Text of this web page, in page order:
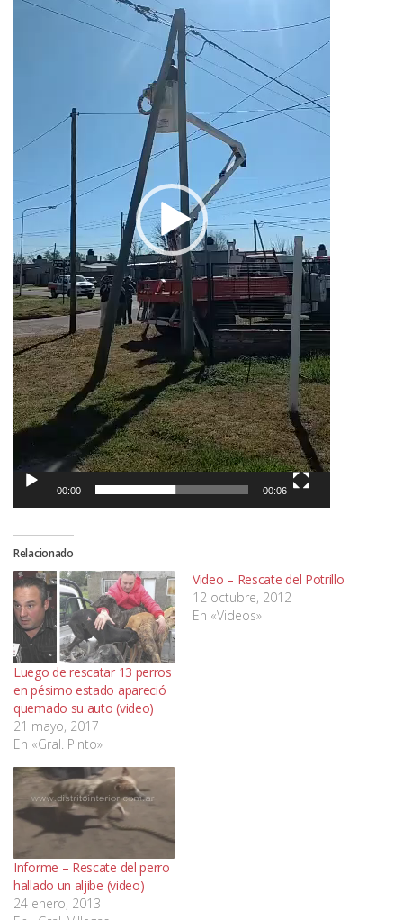
00:00 00:06
Relacionado
Luego de rescatar 13 perros
en pésimo estado apareció
quemado su auto (video)
21 mayo, 2017
En «Gral. Pinto»
Video – Rescate del Potrillo
12 octubre, 2012
En «Videos»
Informe – Rescate del perro
hallado un aljibe (video)
24 enero, 2013